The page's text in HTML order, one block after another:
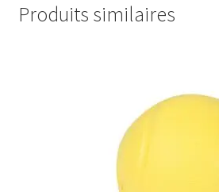
Produits similaires